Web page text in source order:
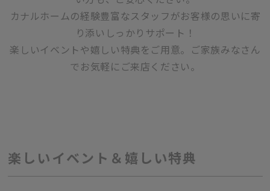
カナルホームの経験豊富なスタッフがお客様の思いに寄
り添いしっかりサポート！
楽しいイベントや嬉しい特典をご用意。ご家族みなさん
でお気軽にご来店ください。
楽しいイベント＆嬉しい特典